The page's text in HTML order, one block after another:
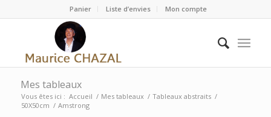
Panier Liste d’envies Mon compte
Mes tableaux
Vous êtes ici : Accueil / Mes tableaux / Tableaux abstraits /
50X50cm / Amstrong